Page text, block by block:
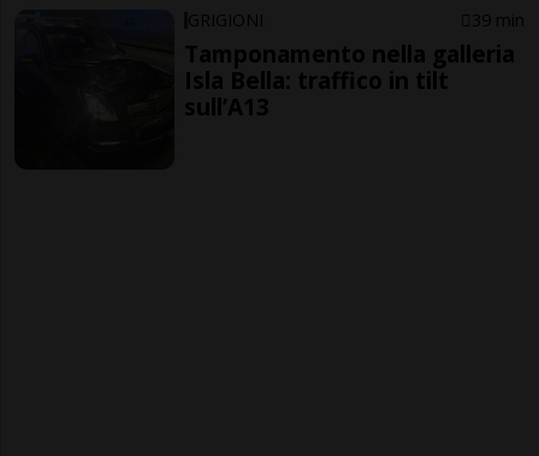
GRIGIONI 39 min
Tamponamento nella galleria
Isla Bella: traffico in tilt
sull’A13